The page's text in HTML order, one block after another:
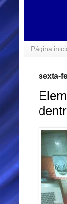
Página
sexta-